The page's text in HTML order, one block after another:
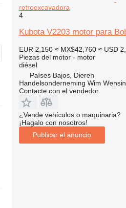
retroexcavadora
4
Kubota V2203 motor para
EUR 2,150 ≈ MX$42,760 ≈ USD
Piezas del motor - motor
diésel
Países Bajos, Dieren
Handelsonderneming Wim
Contacte con el vendedor
¿Vende vehículos o maquinaria?
¡Hagalo con nosotros!
Publicar el anuncio